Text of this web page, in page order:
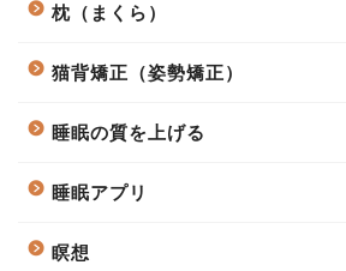
枕（まくら）
猫背矯正（姿勢矯正）
睡眠の質を上げる
睡眠アプリ
瞑想